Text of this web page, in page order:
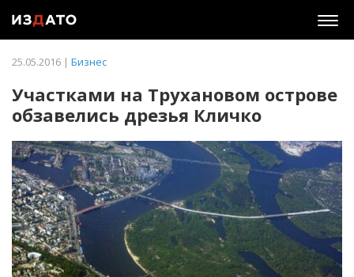
25.05.2016 | Бизнес
Участками на Трухановом острове
обзавелись дрезья Кличко